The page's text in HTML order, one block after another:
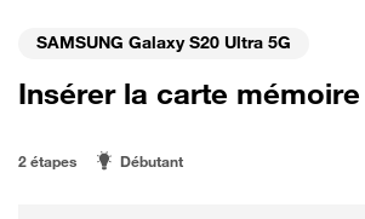
SAMSUNG Galaxy S20 Ultra 5G
Insérer la carte mémoire
2 étapes Débutant